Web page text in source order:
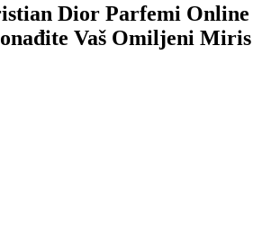
Dior Parfemi Online
Vaš Omiljeni Miris